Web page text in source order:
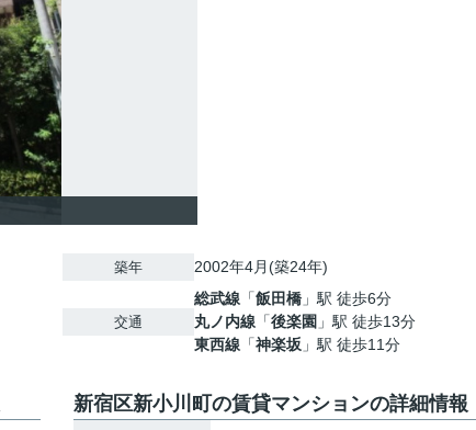
築年 2002年4月(築24年)
交通
総武線 「飯田橋 」駅 徒歩6分
丸ノ内線 「後楽園 」駅 徒歩13分
東西線 「神楽坂 」駅 徒歩11分
新宿区新小川町の賃貸マンションの詳細情報